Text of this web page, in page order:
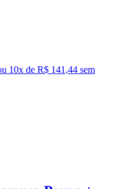
10x de R$ 141,44 sem